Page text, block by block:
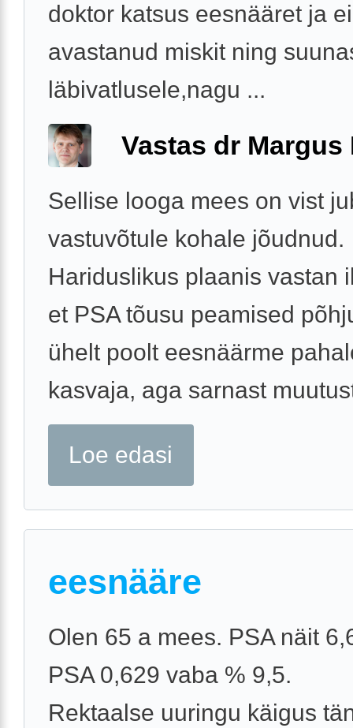
doktor katsus eesnääret ja ei
avastanud miskit ning
läbivatlusele,nagu ...
Vastas dr Margus
Sellise looga mees on vist
vastuvõtule kohale jõudnud.
Hariduslikus plaanis vastan
et PSA tõusu peamised
ühelt poolt eesnäärme
kasvaja, aga sarnast
Loe edasi
eesnääre
Olen 65 a mees. PSA näit
PSA 0,629 vaba % 9,5.
Rektaalse uuringu käigus